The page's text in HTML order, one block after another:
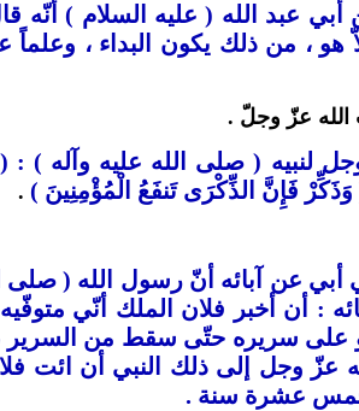
عبد الله ( عليه السلام ) أنّه
هو ، من ذلك يكون البداء ، وعلماً
عزّ وجلّ .
لنبيه ( صلى الله عليه وآله ) :
وَذَكِّرْ فَإِنَّ الذِّكْرَى تَنفَعُ الْمُؤْمِنِينَ ) .
أبي عن آبائه أنّ رسول الله ( صلى
: أن أخبر فلان الملك أنّي متوفّيه
على سريره حتّى سقط من السرير
وجل إلى ذلك النبي أن ائت
عشرة سنة .